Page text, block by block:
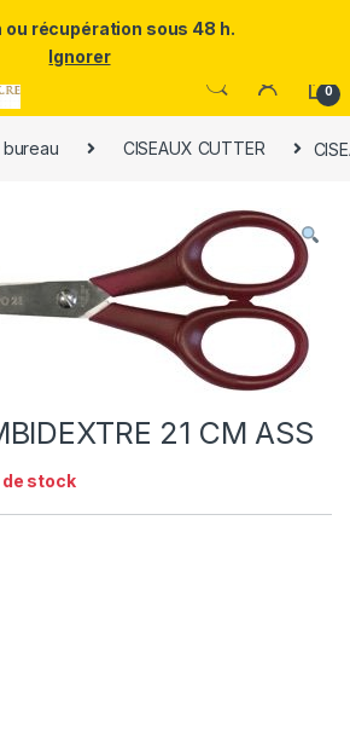
du Samsung Galaxy S25 Ultra à prix réduit.
0
CISEAUX CUTTER
21 CM ASS
stock
ou récupération sous 48 h.
Ignorer